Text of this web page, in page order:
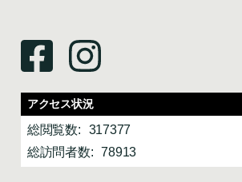
アクセス状況
総閲覧数:
317377
総訪問者数:
78913